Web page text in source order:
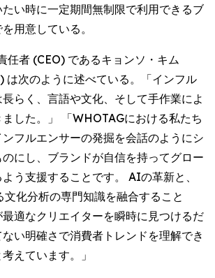
い時に一定期間無制限で利用できるブ
用意している。
任者 (CEO) であるキョンソ・キム
次のように述べている。「インフル
らく、言語や文化、そして手作業によ
した。」 「WHOTAGにおける私たち
フルエンサーの発掘を会話のようにシ
にし、ブランドが自信を持ってグロー
う支援することです。 AIの革新と、
化分析の専門知識を融合すること
適なクリエイターを瞬時に見つけるだ
い明確さで消費者トレンドを理解でき
えています。」